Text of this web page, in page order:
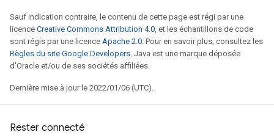
Sauf indication contraire, le contenu de cette page est régi par une
licence Creative Commons Attribution 4.0, et les échantillons de code
sont régis par une licence Apache 2.0. Pour en savoir plus, consultez les
Règles du site Google Developers. Java est une marque déposée
d'Oracle et/ou de ses sociétés affiliées.
Dernière mise à jour le 2022/01/06 (UTC).
Rester connecté